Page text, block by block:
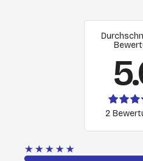
2
★★★★★